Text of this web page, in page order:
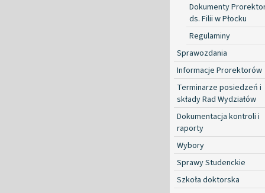
Dokumenty
ds. Filii w Płocku
Regulaminy
Sprawozdania
Informacje Prorektorów
Terminarze posiedzeń i
składy Rad Wydziałów
Dokumentacja kontroli i
raporty
Wybory
Sprawy Studenckie
Szkoła doktorska